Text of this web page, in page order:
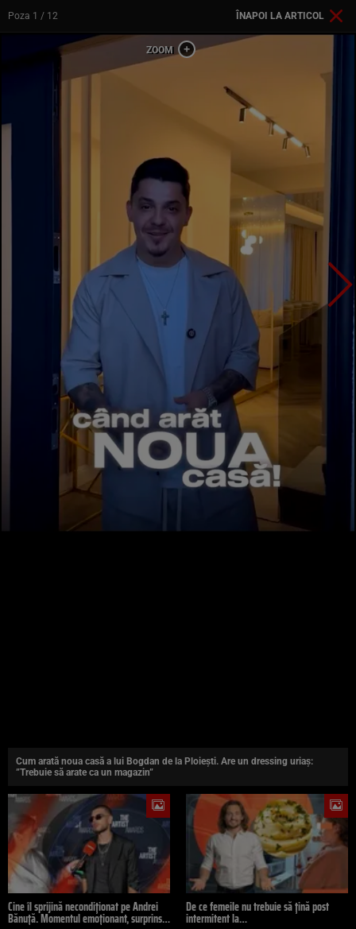
Poza 1 / 12 ÎNAPOI LA ARTICOL
Cum arată noua casă a lui Bogdan de la Ploiești. Are un dressing uriaș:
”Trebuie să arate ca un magazin”
Cine îl sprijină necondiționat pe Andrei
Bănuță. Momentul emoționant, surprins…
De ce femeile nu trebuie să țină post
intermitent la…